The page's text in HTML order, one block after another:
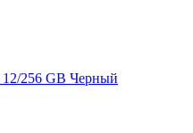
256 GB Черный